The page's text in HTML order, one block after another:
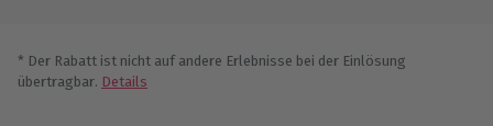
* Der Rabatt ist nicht auf andere Erlebnisse bei der Einlösung
übertragbar. Details